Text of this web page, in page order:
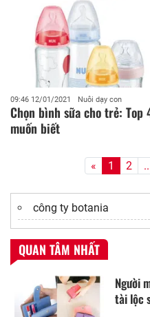
09:46 12/01/2021 Nuôi dạy con
Chọn bình sữa cho trẻ: Top
muốn biết
« 1 2
công ty botania
QUAN TÂM NHẤT
Người
tài lộc